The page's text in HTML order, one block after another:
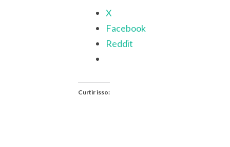
X
Facebook
Reddit
Curtir isso: